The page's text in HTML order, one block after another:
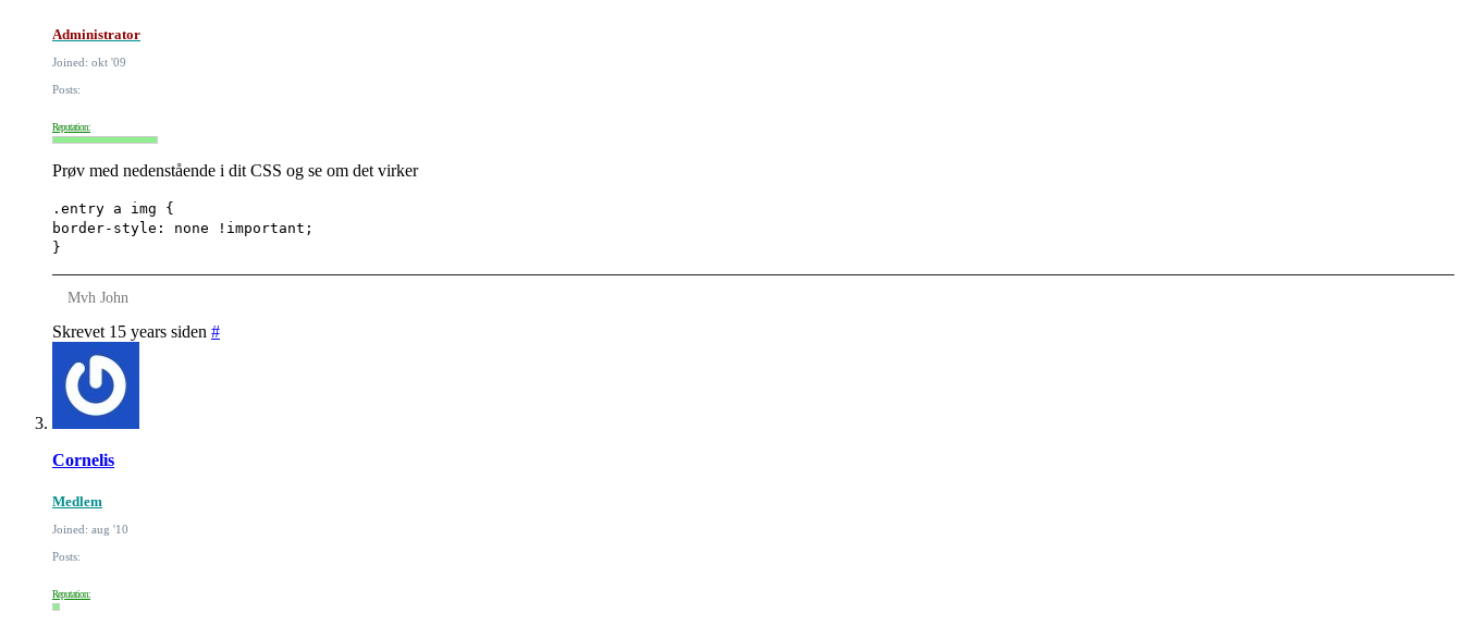
Administrator
Joined: okt '09
Posts:
Reputation:
Prøv med nedenstående i dit CSS og se om det virker
.entry a img {
border-style: none !important;
}
Mvh John
Skrevet 15 years siden #
Cornelis
Medlem
Joined: aug '10
Posts:
Reputation: